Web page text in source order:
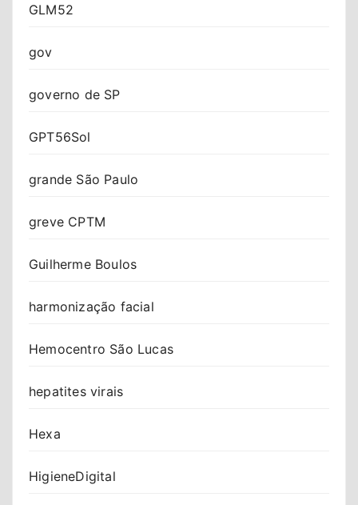
GLM52
gov
governo de SP
GPT56Sol
grande São Paulo
greve CPTM
Guilherme Boulos
harmonização facial
Hemocentro São Lucas
hepatites virais
Hexa
HigieneDigital